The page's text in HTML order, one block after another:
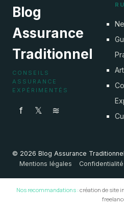
Blog
Assurance
Traditionnel
CONSEILS
ASSURANCE
EXPÉRIMENTÉS
f 𝕏 ≋
© 2026 Blog Assurance Traditionnel
Mentions légales
Confidentialité
Nos recommandations : création de site